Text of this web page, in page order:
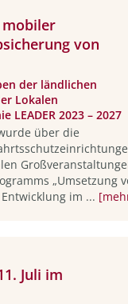
von
der ländlichen
Lokalen
LEADER 2023 – 2027
über die
„Umsetzung
im ...
Juli im